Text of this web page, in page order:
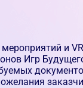
и
Игр